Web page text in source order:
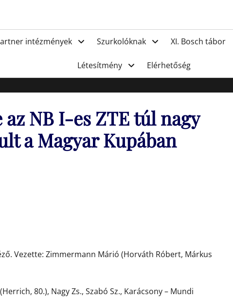
FC
intézmények Szurkolóknak XI. Bosch tábor
Létesítmény Elérhetőség
NB I-es ZTE túl nagy
a Magyar Kupában
Vezette: Zimmermann Márió (Horváth Róbert, Márkus
80.), Nagy Zs., Szabó Sz., Karácsony – Mundi